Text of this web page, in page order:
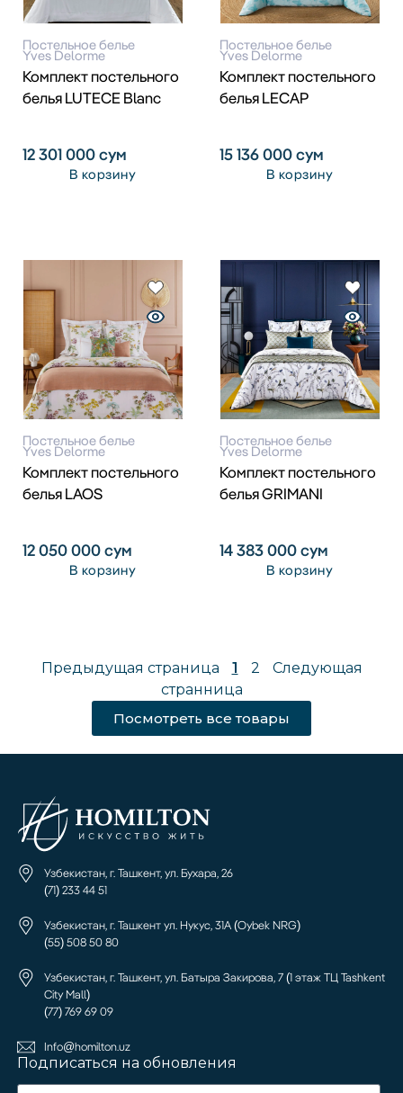
Постельное белье
Yves Delorme
Комплект постельного
белья LUTECE Blanc
12 301 000сум
В корзину
Постельное белье
Yves Delorme
Комплект постельного
белья LECAP
15 136 000сум
В корзину
Постельное белье
Yves Delorme
Комплект постельного
белья LAOS
12 050 000сум
В корзину
Постельное белье
Yves Delorme
Комплект постельного
белья GRIMANI
14 383 000сум
В корзину
Предыдущая страница 1 2
Следующая
странница
Посмотреть все товары
Узбекистан, г. Ташкент, ул. Бухара, 26
(71) 233 44 51
Узбекистан, г. Ташкент ул. Нукус, 31А (Oybek NRG)
(55) 508 50 80
Узбекистан, г. Ташкент, ул. Батыра Закирова, 7 (1 этаж ТЦ Tashkent
City Mall)
(77) 769 69 09
Info@homilton.uz
Подписаться на обновления